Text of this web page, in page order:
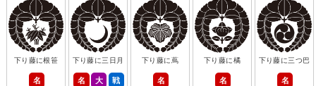
下り藤に根笹
名
下り藤に三日月
名 大 戦
下り藤に蔦
名
下り藤に橘
名
下り藤に三つ巴
名